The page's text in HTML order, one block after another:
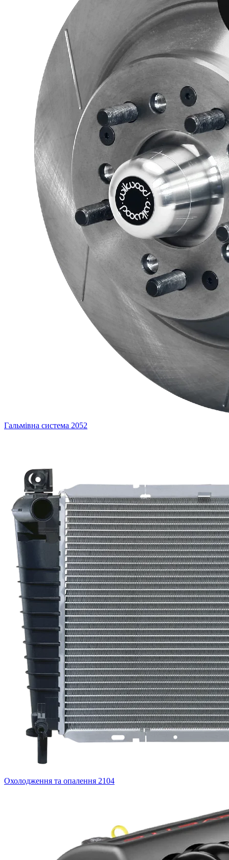
Гальмівна система 2052
Охолодження та опалення 2104